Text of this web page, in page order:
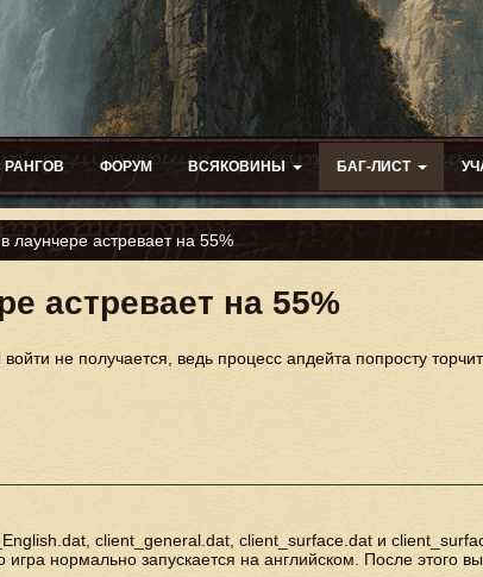
РАНГОВ ФОРУМ ВСЯКОВИНЫ БАГ-ЛИСТ
лаунчере астревает на 55%
астревает на 55%
не получается, ведь процесс апдейта попросту
client_general.dat, client_surface.dat и
нормально запускается на английском. После этого